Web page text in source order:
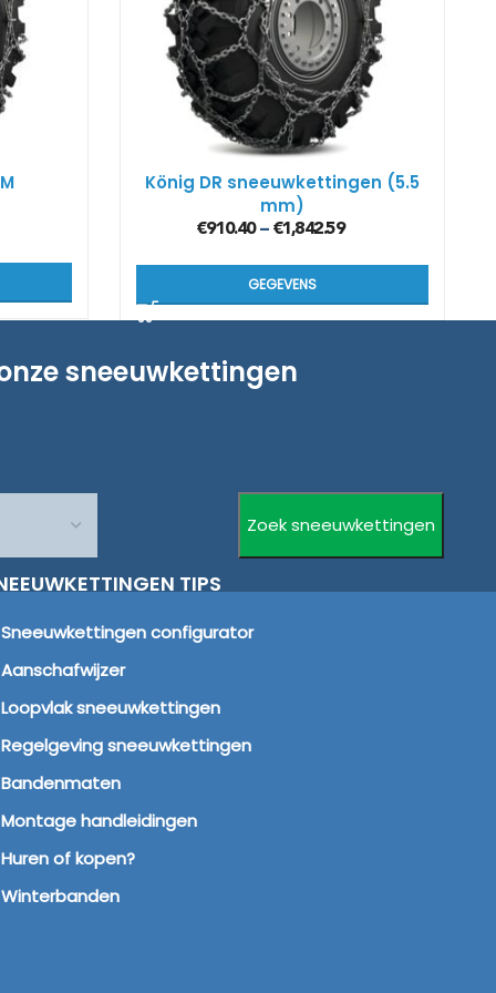
König DR sneeuwkettingen (5.5
mm)
€910.40– €1,842.59
GEGEVENS
sneeuwkettingen
TIPS
Sneeuwkettingen configurator
Aanschafwijzer
Loopvlak sneeuwkettingen
Regelgeving sneeuwkettingen
Bandenmaten
Montage handleidingen
Huren of kopen?
Winterbanden